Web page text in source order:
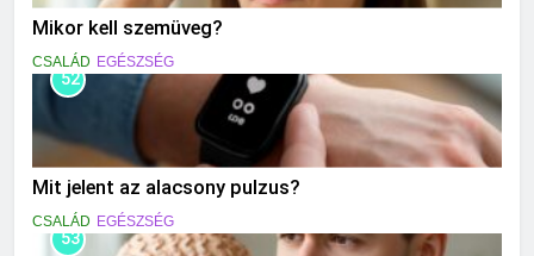
Mikor kell szemüveg?
CSALÁD EGÉSZSÉG
52
Mit jelent az alacsony pulzus?
CSALÁD EGÉSZSÉG
53